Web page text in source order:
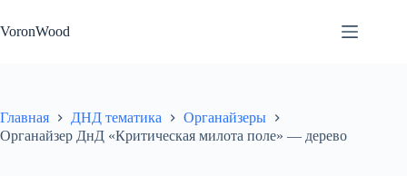
к
сути
VoronWood
Главная ДНД тематика
Органайзеры
Органайзер ДнД «Критическая милота поле» — дерево